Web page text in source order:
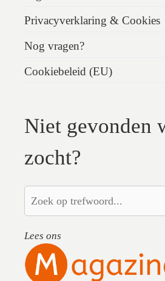
Privacyverklaring & Cookies
Nog vragen?
Cookiebeleid (EU)
Niet gevonden
zocht?
Lees ons